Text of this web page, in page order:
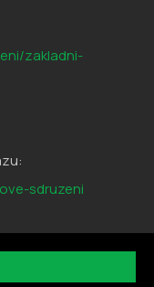
zakladni-
sdruzeni